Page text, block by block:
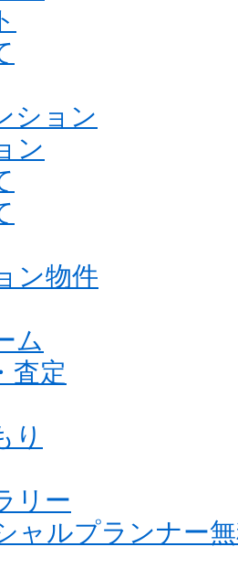
ション
ン
ン物件
ム
査定
り
リー
ャルプランナー